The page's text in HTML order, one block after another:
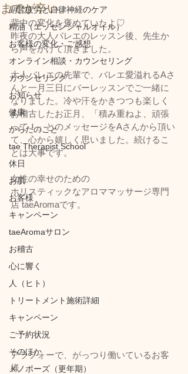
副腎疲労と自律神経のケア
精油（エッセンシャルオイル）
お客様の変化・ご感想
オンライン相談・カウンセリング
カウンセリング
お知らせ
健康
からだのこと
tae Therapist School
休日
お肌
お客様
キャンペーン
taeAromaサロン
お稽古
心に響く
人（ヒト）
トリートメント施術詳細
キャンペーン
ご予約状況
そのほか
メノポーズ（更年期）
までが辛い。
背中の変化を褒めていたよ♡
昨夜の大人バレエのレッスン後、先生か
ら声をかけて頂きました。
大人バレエの先輩で、バレエ愛溢れるAさ
んと一月三日にバーレッスンでご一緒に
なりました。冷や汗をかきつつも楽しく
お稽古したお正月、「積み重ねよ、頑張
って！」とのメッセージをAさんから頂い
て、心から嬉しく思いました。続けるこ
とは大事です。
女性の幸せのための
ホリスティックなアロママッサージ専門
店 taeAromaです。
アラフォーで、がっつり働いているお客
様